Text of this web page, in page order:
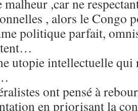
, alors le Congo
politique parfait,
utopie intellectuelle
ont pensé à
en priorisant la